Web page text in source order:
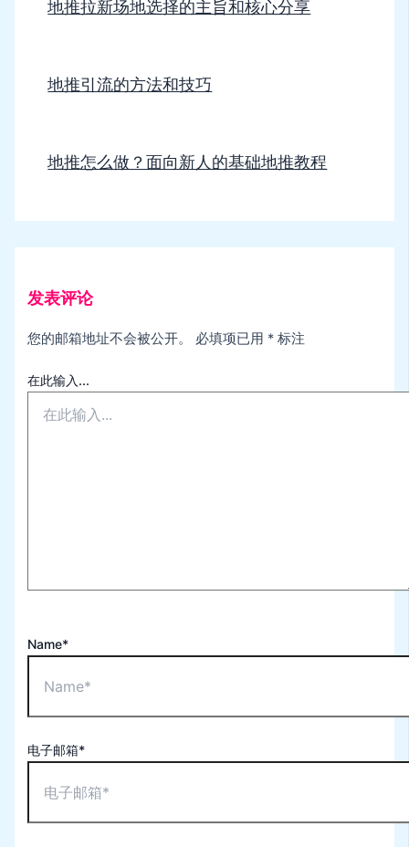
地推拉新场地选择的主旨和核心分享
地推引流的方法和技巧
地推怎么做？面向新人的基础地推教程
发表评论
您的邮箱地址不会被公开。 必填项已用 * 标注
在此输入...
Name*
电子邮箱*